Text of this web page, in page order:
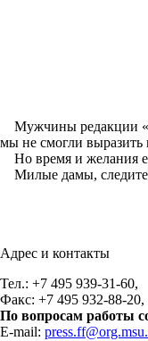
Мужчины редакции
мы не смогли
Но время и желания
Милые дамы, следите
Адрес и контакты
Тел.: +7 495 939-31-60,
Факс: +7 495 932-88-20,
По вопросам работы
E-mail: